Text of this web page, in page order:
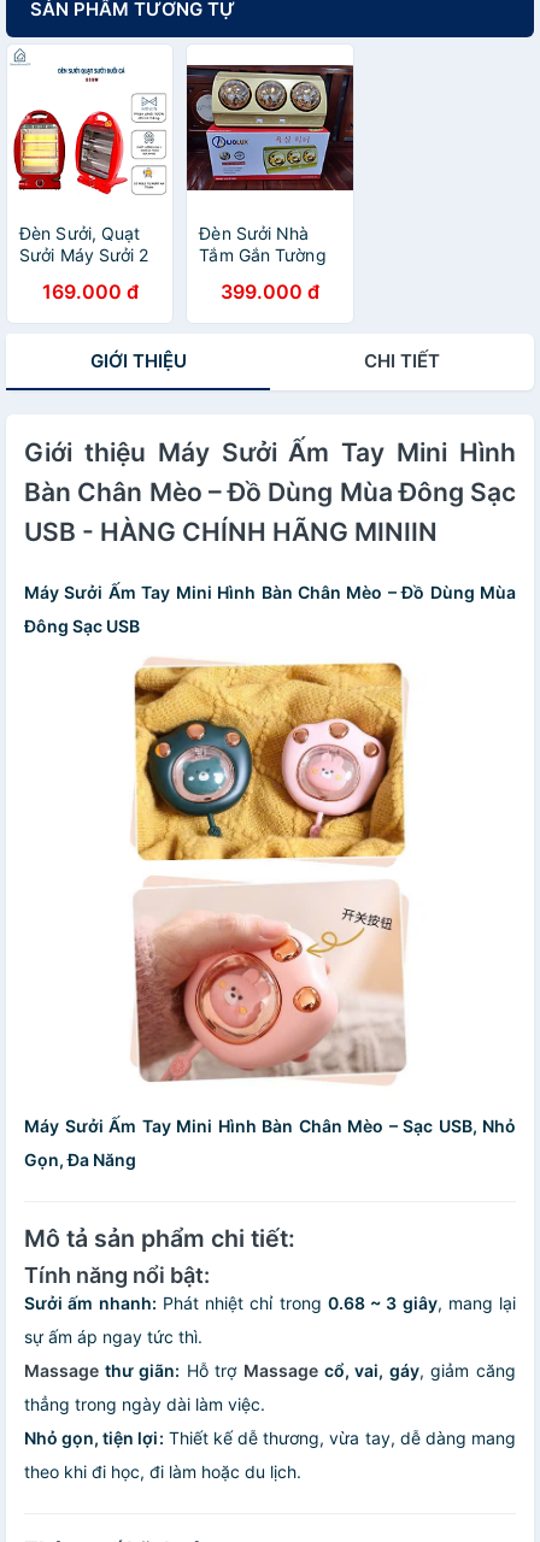
SẢN PHẨM TƯƠNG TỰ
Đèn Sưởi, Quạt
Sưởi Máy Sưởi 2
800w Tự Ngắt
Điện Khi Đổ Bảo
HÀNG CHÍNH
HÃNG MINIIN
169.000 đ
Đèn Sưởi Nhà
Tắm Gắn Tường
Hàng Loại 1
Chính Hãng- Bảo
Ấm Áp Cho Nhà
399.000 đ
GIỚI THIỆU CHI TIẾT
Giới thiệu Máy Sưởi Ấm Tay Mini Hình
Bàn Chân Mèo – Đồ Dùng Mùa Đông Sạc
USB - HÀNG CHÍNH HÃNG MINIIN
Máy Sưởi Ấm Tay Mini Hình Bàn Chân Mèo – Đồ Dùng Mùa
Đông Sạc USB
Máy Sưởi Ấm Tay Mini Hình Bàn Chân Mèo – Sạc USB, Nhỏ
Gọn, Đa Năng
Mô tả sản phẩm chi tiết:
Tính năng nổi bật:
Sưởi ấm nhanh: Phát nhiệt chỉ trong 0.68 ~ 3 giây, mang lại
sự ấm áp ngay tức thì.
Massage thư giãn: Hỗ trợ Massage cổ, vai, gáy, giảm căng
thẳng trong ngày dài làm việc.
Nhỏ gọn, tiện lợi: Thiết kế dễ thương, vừa tay, dễ dàng mang
theo khi đi học, đi làm hoặc du lịch.